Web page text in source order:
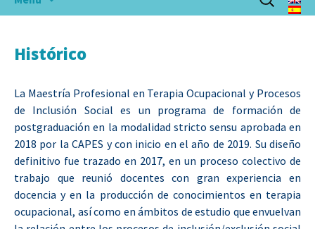
Histórico
La Maestría Profesional en Terapia Ocupacional y Procesos
de Inclusión Social es un programa de formación de
postgraduación en la modalidad stricto sensu aprobada en
2018 por la CAPES y con inicio en el año de 2019. Su diseño
definitivo fue trazado en 2017, en un proceso colectivo de
trabajo que reunió docentes con gran experiencia en
docencia y en la producción de conocimientos en terapia
ocupacional, así como en ámbitos de estudio que envuelvan